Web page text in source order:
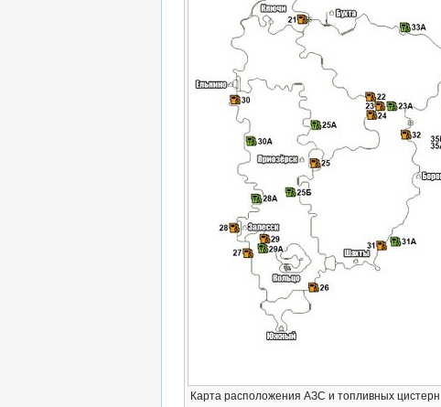
Карта расположения АЗС и топливных цистерн